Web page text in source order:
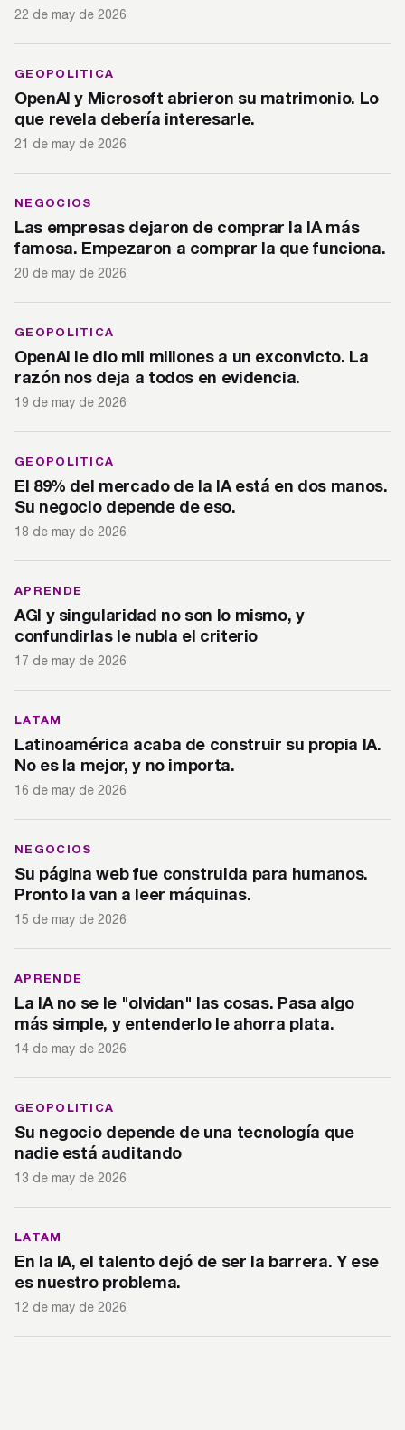
22 de may de 2026
GEOPOLITICA
OpenAI y Microsoft abrieron su matrimonio. Lo
que revela debería interesarle.
21 de may de 2026
NEGOCIOS
Las empresas dejaron de comprar la IA más
famosa. Empezaron a comprar la que funciona.
20 de may de 2026
GEOPOLITICA
OpenAI le dio mil millones a un exconvicto. La
razón nos deja a todos en evidencia.
19 de may de 2026
GEOPOLITICA
El 89% del mercado de la IA está en dos manos.
Su negocio depende de eso.
18 de may de 2026
APRENDE
AGI y singularidad no son lo mismo, y
confundirlas le nubla el criterio
17 de may de 2026
LATAM
Latinoamérica acaba de construir su propia IA.
No es la mejor, y no importa.
16 de may de 2026
NEGOCIOS
Su página web fue construida para humanos.
Pronto la van a leer máquinas.
15 de may de 2026
APRENDE
La IA no se le "olvidan" las cosas. Pasa algo
más simple, y entenderlo le ahorra plata.
14 de may de 2026
GEOPOLITICA
Su negocio depende de una tecnología que
nadie está auditando
13 de may de 2026
LATAM
En la IA, el talento dejó de ser la barrera. Y ese
es nuestro problema.
12 de may de 2026